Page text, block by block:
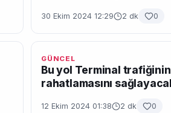
30 Ekim 2024 12:29 2 dk 0
GÜNCEL
Bu yol Terminal trafiğinin
rahatlamasını
12 Ekim 2024 01:38 2 dk 0